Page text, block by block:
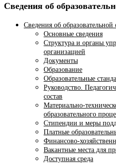
Сведения об
Сведения об образовательной
Основные сведения
Структура и органы
организацией
Документы
Образование
Образовательные
Руководство.
состав
Материально-
образовательного
Стипендии и меры
Платные
Финансово-
Вакантные места для
Доступная среда